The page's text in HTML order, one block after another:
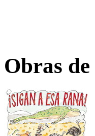
Obras de